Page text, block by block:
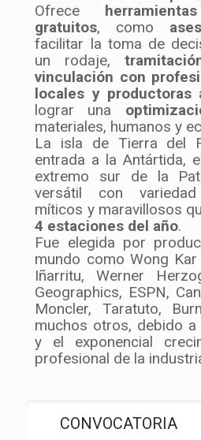
Ofrece
gratuitos, como
facilitar la toma de
un rodaje,
vinculación con
locales y productoras
lograr una
materiales, humanos y
La isla de Tierra del
entrada a la Antártida,
extremo sur de la
versátil con
míticos y maravillosos
4 estaciones del año.
Fue elegida por
mundo como Wong Kar
Iñarritu, Werner
Geographics, ESPN,
Moncler, Taratuto,
muchos otros, debido
y el exponencial
profesional de la
CONVOCATORIA